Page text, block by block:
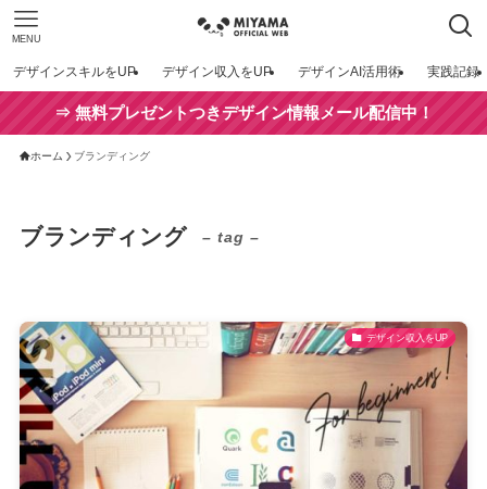
MENU
デザインスキルをUP デザイン収入をUP デザインAI活用術 実践記録
⇒ 無料プレゼントつきデザイン情報メール配信中！
ホーム ブランディング
ブランディング – tag –
デザイン収入をUP